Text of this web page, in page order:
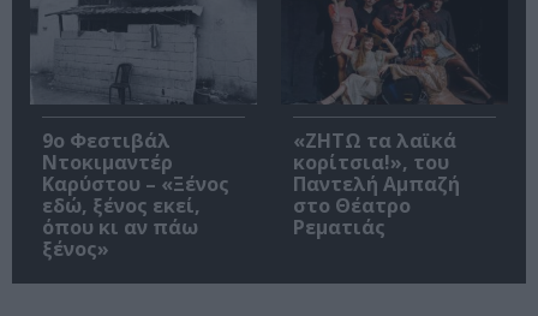
9ο Φεστιβάλ
Ντοκιμαντέρ
Καρύστου – «Ξένος
εδώ, ξένος εκεί,
όπου κι αν πάω
ξένος»
«ΖΗΤΩ τα λαϊκά
κορίτσια!», του
Παντελή Αμπαζή
στο Θέατρο
Ρεματιάς